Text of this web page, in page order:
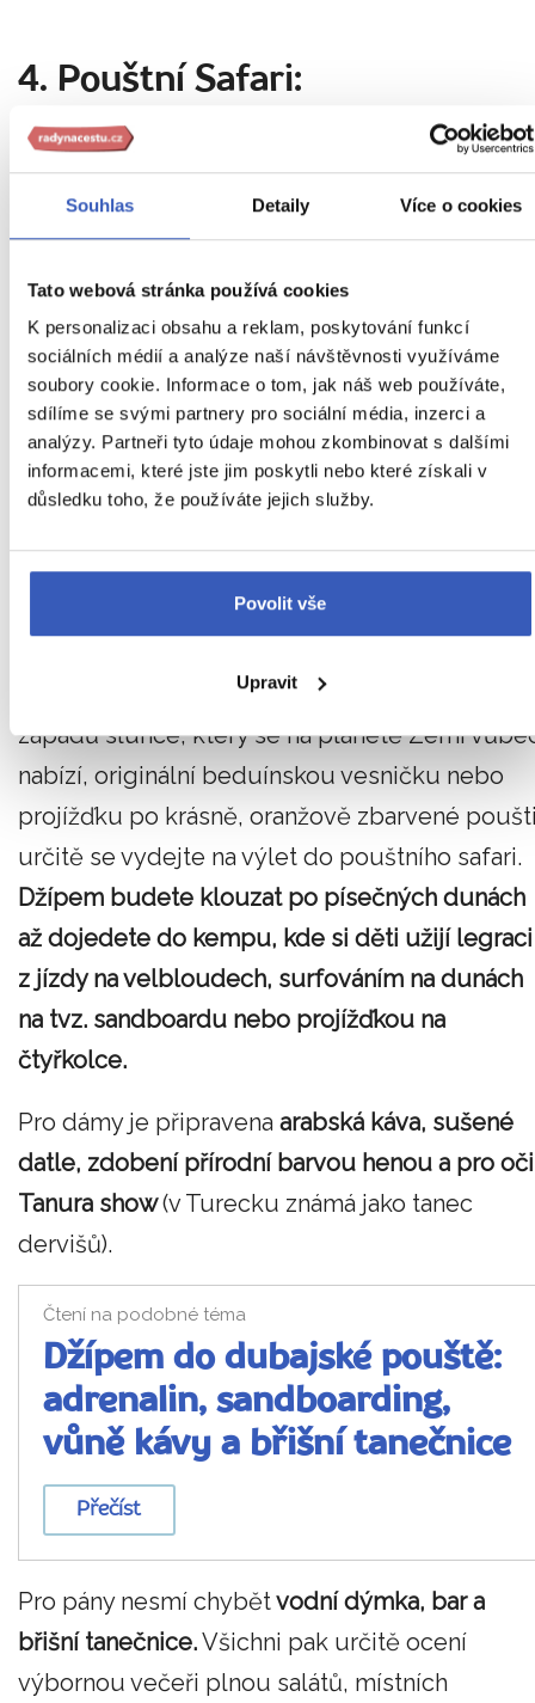
Souhlas Detaily Více o cookies
Tato webová stránka používá cookies
K personalizaci obsahu a reklam, poskytování funkcí
sociálních médií a analýze naší návštěvnosti využíváme
soubory cookie. Informace o tom, jak náš web používáte,
sdílíme se svými partnery pro sociální média, inzerci a
analýzy. Partneři tyto údaje mohou zkombinovat s dalšími
informacemi, které jste jim poskytli nebo které získali v
důsledku toho, že používáte jejich služby.
Povolit vše
Upravit
4. Pouštní Safari:
nezapomenutelný zážitek pro
všechny
Pokud chcete zažít jeden z nejnádhernějších
západů slunce, který se na planetě Zemi
nabízí, originální beduínskou vesničku nebo
projížďku po krásně, oranžově zbarvené
určitě se vydejte na výlet do pouštního safari.
Džípem budete klouzat po písečných dunách
až dojedete do kempu, kde si děti užijí legraci
z jízdy na velbloudech, surfováním na dunách
na tvz. sandboardu nebo projížďkou na
čtyřkolce.
Pro dámy je připravena arabská káva, sušené
datle, zdobení přírodní barvou henou a pro oči
Tanura show(v Turecku známá jako tanec
dervišů).
Čtení na podobné téma
Džípem do dubajské pouště:
adrenalin, sandboarding,
vůně kávy a břišní tanečnice
Přečíst
Pro pány nesmí chybětvodní dýmka, bar a
břišní tanečnice.Všichni pak určitě ocení
výbornou večeři plnou salátů, místních